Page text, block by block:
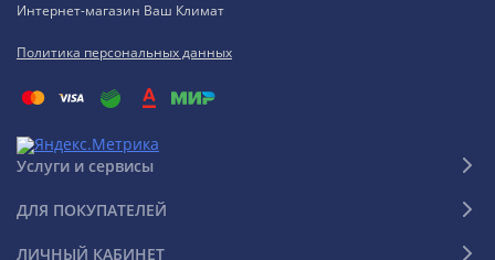
Интернет-магазин Ваш Климат
Политика персональных данных
Услуги и сервисы
ДЛЯ ПОКУПАТЕЛЕЙ
ЛИЧНЫЙ КАБИНЕТ